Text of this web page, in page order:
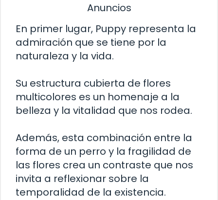
Anuncios
En primer lugar, Puppy representa la
admiración que se tiene por la
naturaleza y la vida.
Su estructura cubierta de flores
multicolores es un homenaje a la
belleza y la vitalidad que nos rodea.
Además, esta combinación entre la
forma de un perro y la fragilidad de
las flores crea un contraste que nos
invita a reflexionar sobre la
temporalidad de la existencia.